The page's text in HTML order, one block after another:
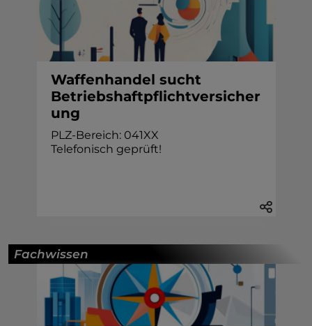
Waffenhandel sucht
Betriebshaftpflichtversicher
ung
PLZ-Bereich: 041XX
Telefonisch geprüft!
Fachwissen